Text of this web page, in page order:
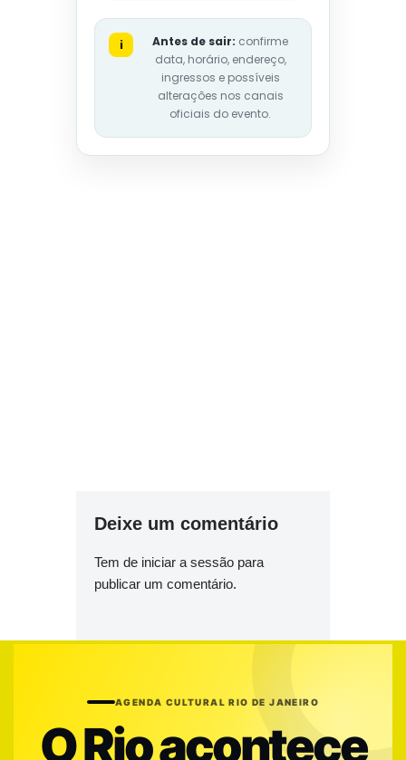
i Antes de sair: confirme
data, horário, endereço,
ingressos e possíveis
alterações nos canais
oficiais do evento.
Deixe um comentário
Tem de iniciar a sessão para
publicar um comentário.
AGENDA CULTURAL RIO DE JANEIRO
O Rio acontece